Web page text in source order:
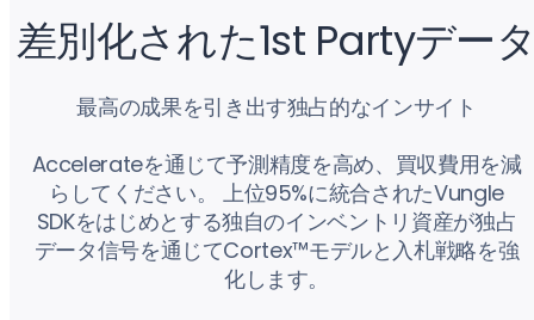
差別化された1st Partyデー
最高の成果を引き出す独占的なインサイト
Accelerateを通じて予測精度を高め、買収費用を減
らしてください。 上位95%に統合されたVungle
SDKをはじめとする独自のインベントリ資産が独占
データ信号を通じてCortex™モデルと入札戦略を強
化します。